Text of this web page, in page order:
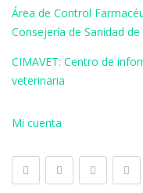
Área de Control
Consejería de Sanidad de
CIMAVET: Centro de
veterinaria
Mi cuenta